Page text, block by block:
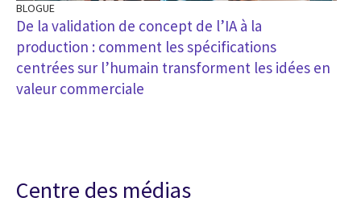
BLOGUE
De la validation de concept de l’IA à la
production : comment les spécifications
centrées sur l’humain transforment les idées en
valeur commerciale
Centre des médias